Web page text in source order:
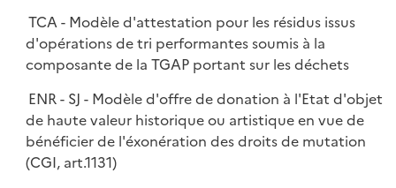
TCA - Modèle d'attestation pour les résidus issus
d'opérations de tri performantes soumis à la
composante de la TGAP portant sur les déchets
ENR - SJ - Modèle d'offre de donation à l'Etat d'objet
de haute valeur historique ou artistique en vue de
bénéficier de l'éxonération des droits de mutation
(CGI, art.1131)